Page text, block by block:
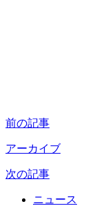
前の記事
アーカイブ
次の記事
ニュース